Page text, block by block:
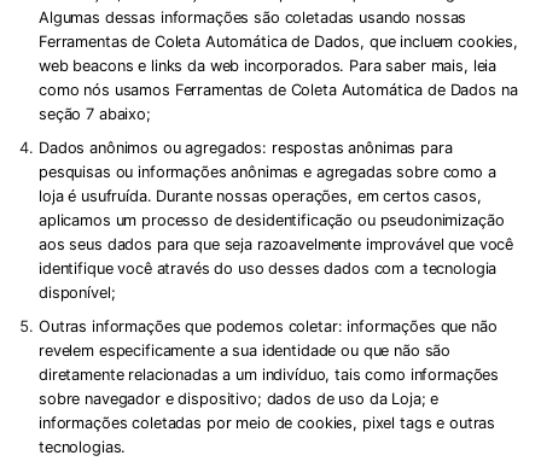
Algumas dessas informações são coletadas usando nossas
Ferramentas de Coleta Automática de Dados, que incluem cookies,
web beacons e links da web incorporados. Para saber mais, leia
como nós usamos Ferramentas de Coleta Automática de Dados na
seção 7 abaixo;
Dados anônimos ou agregados: respostas anônimas para
pesquisas ou informações anônimas e agregadas sobre como a
loja é usufruída. Durante nossas operações, em certos casos,
aplicamos um processo de desidentificação ou pseudonimização
aos seus dados para que seja razoavelmente improvável que você
identifique você através do uso desses dados com a tecnologia
disponível;
Outras informações que podemos coletar: informações que não
revelem especificamente a sua identidade ou que não são
diretamente relacionadas a um indivíduo, tais como informações
sobre navegador e dispositivo; dados de uso da Loja; e
informações coletadas por meio de cookies, pixel tags e outras
tecnologias.